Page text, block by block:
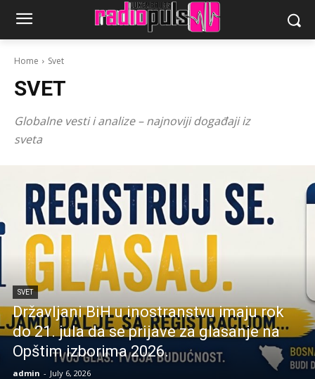
Home Svet
SVET
Globalne vesti i analize – najnoviji događaji iz
sveta
SVET
Državljani BiH u inostranstvu imaju rok
do 21. jula da se prijave za glasanje na
Opštim izborima 2026.
admin - July 6, 2026